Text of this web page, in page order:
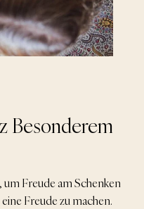
Besonderem
Freude am Schenken
Freude zu machen.